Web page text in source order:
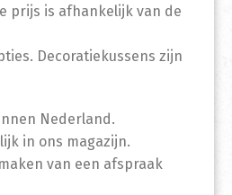
prijs is afhankelijk van de
Decoratiekussens zijn
Nederland.
in ons magazijn.
van een afspraak